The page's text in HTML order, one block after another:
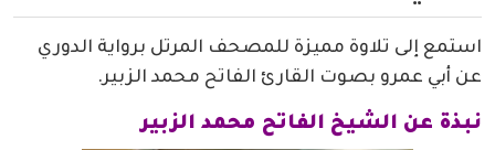
استمع إلى تلاوة مميزة للمصحف المرتل برواية الدوري
عن أبي عمرو بصوت القارئ الفاتح محمد الزبير.
نبذة عن الشيخ الفاتح محمد الزبير